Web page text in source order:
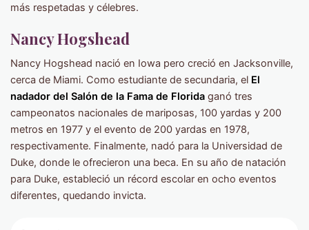
más respetadas y célebres.
Nancy Hogshead
Nancy Hogshead nació en Iowa pero creció en Jacksonville,
cerca de Miami. Como estudiante de secundaria, el El
nadador del Salón de la Fama de Florida ganó tres
campeonatos nacionales de mariposas, 100 yardas y 200
metros en 1977 y el evento de 200 yardas en 1978,
respectivamente. Finalmente, nadó para la Universidad de
Duke, donde le ofrecieron una beca. En su año de natación
para Duke, estableció un récord escolar en ocho eventos
diferentes, quedando invicta.